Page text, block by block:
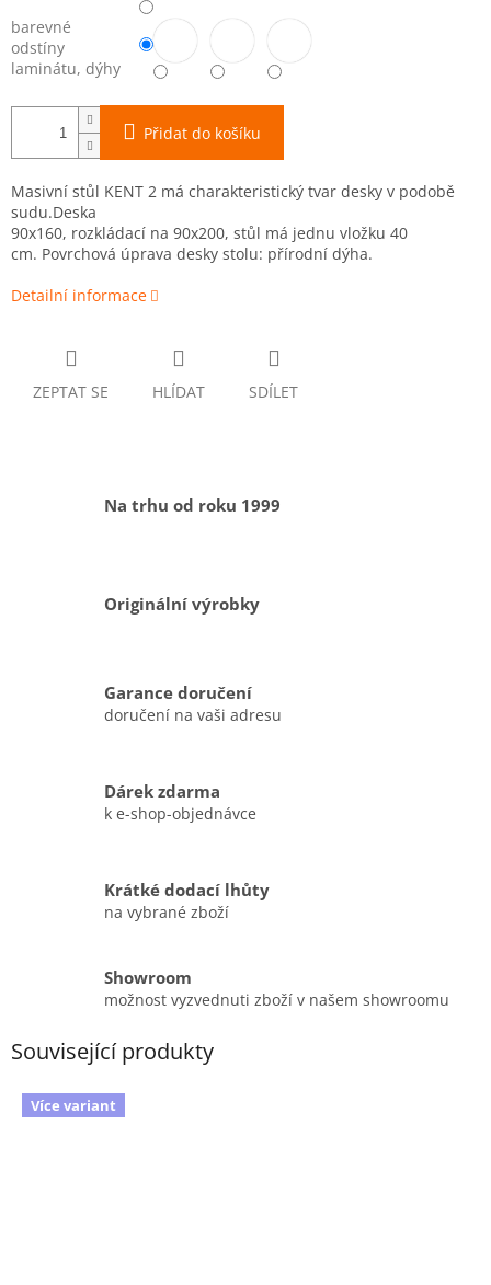
barevné
odstíny
laminátu, dýhy
Přidat do košíku
Masivní stůl KENT 2 má charakteristický tvar desky v podobě
sudu.Deska
90x160, rozkládací na 90x200, stůl má jednu vložku 40
cm. Povrchová úprava desky stolu: přírodní dýha.
Detailní informace
ZEPTAT SE HLÍDAT SDÍLET
Na trhu od roku 1999
Originální výrobky
Garance doručení
doručení na vaši adresu
Dárek zdarma
k e-shop-objednávce
Krátké dodací lhůty
na vybrané zboží
Showroom
možnost vyzvednuti zboží v našem showroomu
Související produkty
Více variant